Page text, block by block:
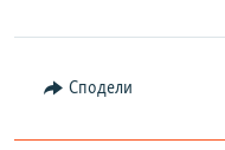
Сподели